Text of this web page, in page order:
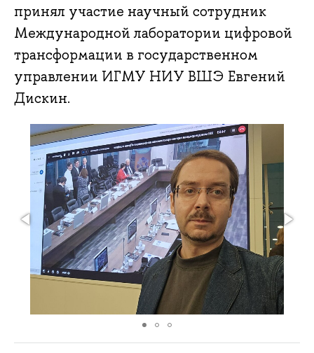
принял участие научный сотрудник
Международной лаборатории цифровой
трансформации в государственном
управлении ИГМУ НИУ ВШЭ Евгений
Дискин.